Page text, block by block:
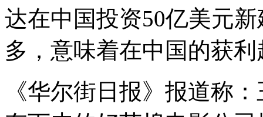
达在中国投资50亿美元
多，意味着在中国的获
《华尔街日报》报道称